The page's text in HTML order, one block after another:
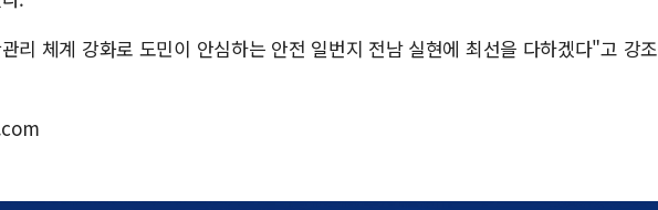
리 체계 강화로 도민이 안심하는 안전 일번지 전남 실현에 최선을 다하겠다"고 강조